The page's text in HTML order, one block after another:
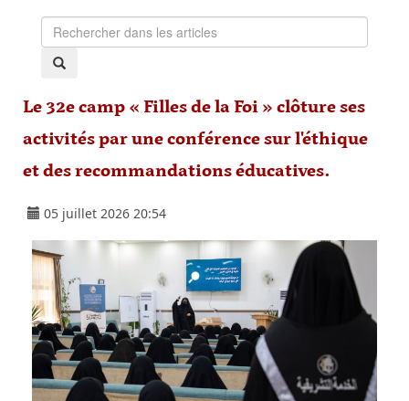
Le 32e camp « Filles de la Foi » clôture ses
activités par une conférence sur l'éthique
et des recommandations éducatives.
05 juillet 2026 20:54